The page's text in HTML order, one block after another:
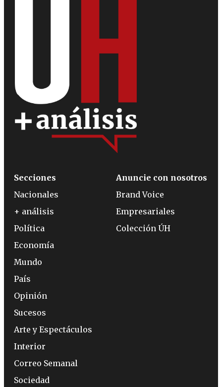
Secciones
Nacionales
+ análisis
Política
Economía
Mundo
País
Opinión
Sucesos
Arte y Espectáculos
Interior
Correo Semanal
Sociedad
Anuncie con nosotros
Brand Voice
Empresariales
Colección ÚH